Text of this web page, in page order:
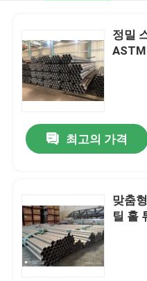
정밀
최고의 가격
맞춤
틸 홀